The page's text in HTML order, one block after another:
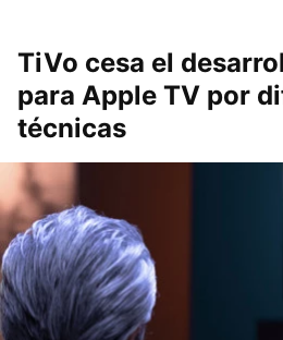
TiVo cesa el
para Apple TV por
técnicas